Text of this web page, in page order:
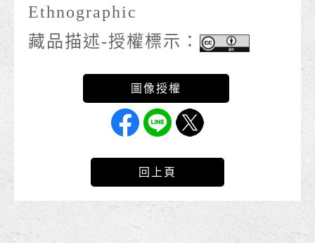
Ethnographic
藏品描述-授權標示：
回上頁